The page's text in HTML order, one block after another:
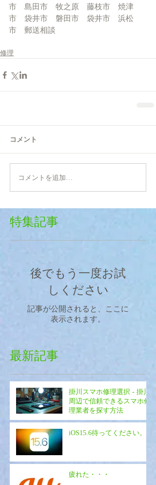
市　島田市　牧之原　藤枝市　焼津
市　袋井市　磐田市　袋井市　浜松
市　郵送相談
修理
コメント
コメントを追加…
特集記事
後でもう一度お試
しください
記事が公開されると、ここに
表示されます。
最新記事
掛川スマホ修理選択 - 掛川
周辺で信頼できるスマホ修
理業者を探す方法
iOS15.6待ってください。
疲れた・・・